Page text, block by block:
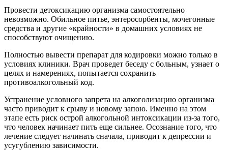
Провести детоксикацию организма самостоятельно
невозможно. Обильное питье, энтеросорбенты, мочегонные
средства и другие «крайности» в домашних условиях не
способствуют очищению.
Полностью вывести препарат для кодировки можно только в
условиях клиники. Врач проведет беседу с больным, узнает о
целях и намерениях, попытается сохранить
противоалкогольный код.
Устранение условного запрета на алкоголизацию организма
часто приводит к срыву и новому запою. Именно на этом
этапе есть риск острой алкогольной интоксикации из-за того,
что человек начинает пить еще сильнее. Осознание того, что
лечение следует начинать сначала, приводит к депрессии и
усугублению зависимости.